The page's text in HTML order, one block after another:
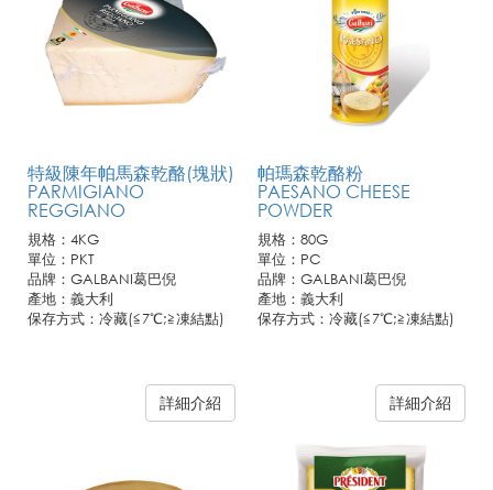
特級陳年帕馬森乾酪(塊狀)
PARMIGIANO
REGGIANO
規格：4KG
單位：PKT
品牌：GALBANI葛巴倪
產地：義大利
保存方式：冷藏(≦7℃;≧凍結點)
如需購買，請與聯馥客服人員聯
詳細介紹
帕瑪森乾酪粉
PAESANO CHEESE
POWDER
規格：80G
單位：PC
品牌：GALBANI葛巴倪
產地：義大利
保存方式：冷藏(≦7℃;≧凍結點)
2. 若需訂購請連繫您所屬聯馥業
詳細介紹